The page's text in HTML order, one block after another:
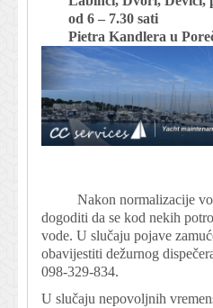
od 6 – 7.30 sati
Pietra Kandlera u
Nakon normalizacije
dogoditi da se kod nekih
vode. U slučaju pojave
obavijestiti dežurnog
098-329-834.
U slučaju nepovoljnih